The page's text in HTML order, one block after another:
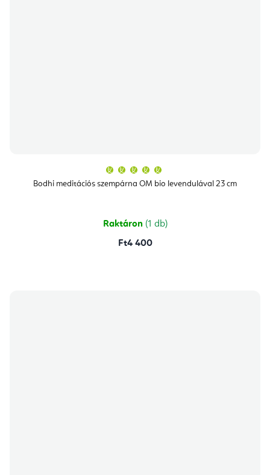
Bodhi meditációs szempárna OM bio levendulával 23 cm
átlagos
értékelése
csillag.
Raktáron (1 db)
Ft4 400